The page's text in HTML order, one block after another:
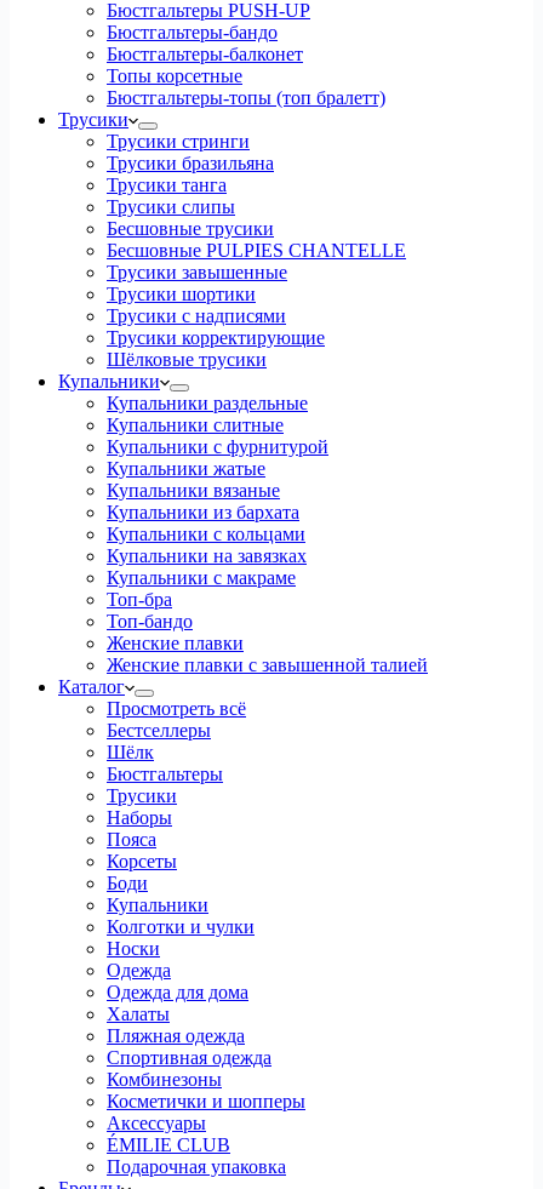
Бюстгальтеры PUSH-UP
Бюстгальтеры-бандо
Бюстгальтеры-балконет
Топы корсетные
Бюстгальтеры-топы (топ бралетт)
Трусики
Трусики стринги
Трусики бразильяна
Трусики танга
Трусики слипы
Бесшовные трусики
Бесшовные PULPIES CHANTELLE
Трусики завышенные
Трусики шортики
Трусики с надписями
Трусики корректирующие
Шёлковые трусики
Купальники
Купальники раздельные
Купальники слитные
Купальники с фурнитурой
Купальники жатые
Купальники вязаные
Купальники из бархата
Купальники с кольцами
Купальники на завязках
Купальники с макраме
Топ-бра
Топ-бандо
Женские плавки
Женские плавки с завышенной талией
Каталог
Просмотреть всё
Бестселлеры
Шёлк
Бюстгальтеры
Трусики
Наборы
Пояса
Корсеты
Боди
Купальники
Колготки и чулки
Носки
Одежда
Одежда для дома
Халаты
Пляжная одежда
Спортивная одежда
Комбинезоны
Косметички и шопперы
Аксессуары
ÉMILIE CLUB
Подарочная упаковка